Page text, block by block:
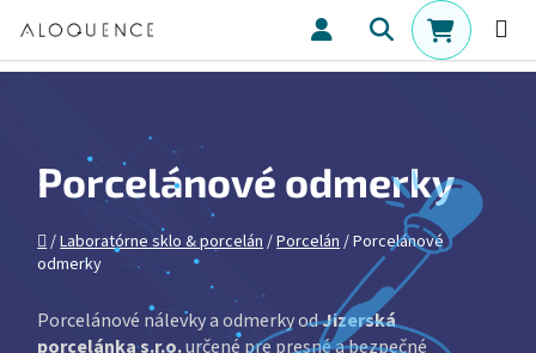
Hľadať
Porcelánové odmerky
Domov
/Laboratórne sklo & porcelán /Porcelán /Porcelánové
odmerky
Porcelánové nálevky a odmerky odJizerská
porcelánka s.r.o.určené pre presné a bezpečné